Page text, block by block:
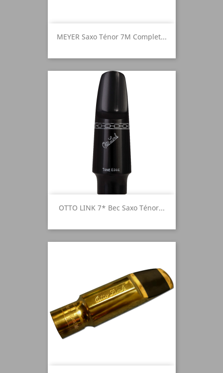
MEYER Saxo Ténor 7M Complet...
OTTO LINK 7* Bec Saxo Ténor...